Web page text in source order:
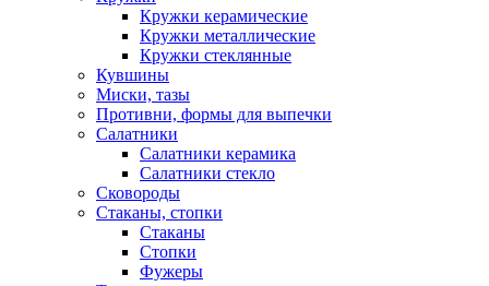
Кружки керамические
Кружки металлические
Кружки стеклянные
Кувшины
Миски, тазы
Противни, формы для выпечки
Салатники
Салатники керамика
Салатники стекло
Сковороды
Стаканы, стопки
Стаканы
Стопки
Фужеры